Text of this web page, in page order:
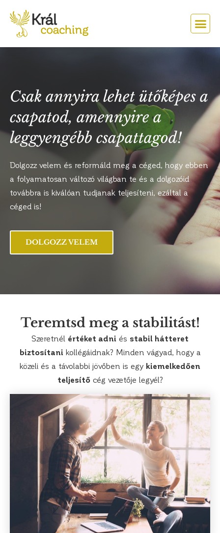
Csak annyira lehet ütőképes a
csapatod, amennyire a
leggyengébb csapattagod!
Dolgozz velem és reformáld meg a céged, hogy ebben
a folyamatosan változó világban te és a dolgozóid
továbbra is kiválóan tudjanak teljesíteni, ezáltal a
céged is!
DOLGOZZ VELEM
Teremtsd meg a stabilitást!
Szeretnél értéket adni és stabil hátteret
biztosítani kollégáidnak? Minden vágyad, hogy a
közeli és a távolabbi jövőben is egy kiemelkedően
teljesítőcég vezetője legyél?